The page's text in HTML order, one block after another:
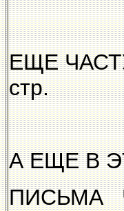
ЕЩЕ
стр.
А ЕЩЕ В
ПИСЬМА